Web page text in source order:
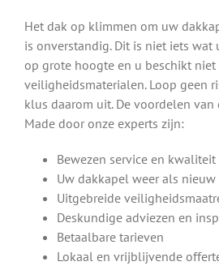
Het dak op klimmen om uw
is onverstandig. Dit is niet iets wat
op grote hoogte en u beschikt
veiligheidsmaterialen. Loop geen
klus daarom uit. De voordelen
Made door onze experts zijn:
Bewezen service en kwaliteit
Uw dakkapel weer als nieuw
Uitgebreide
Deskundige adviezen en
Betaalbare tarieven
Lokaal en vrijblijvende